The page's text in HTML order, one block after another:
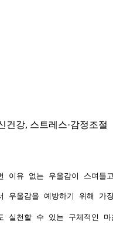
건강, 스트레스·감정조절
이유 없는 우울감이 스며
우울감을 예방하기 위해
실천할 수 있는 구체적인